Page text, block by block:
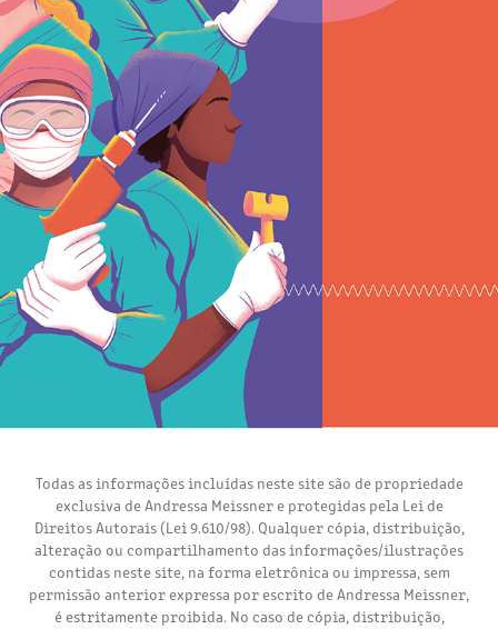
WOW - WOMEN IN ORTHOPAEDICS WORLDWIDE
2021
Todas as informações incluídas neste site são de propriedade
exclusiva de Andressa Meissner e protegidas pela Lei de
Direitos Autorais (Lei 9.610/98). Qualquer cópia, distribuição,
alteração ou compartilhamento das informações/ilustrações
contidas neste site, na forma eletrônica ou impressa, sem
permissão anterior expressa por escrito de Andressa Meissner,
é estritamente proibida. No caso de cópia, distribuição,